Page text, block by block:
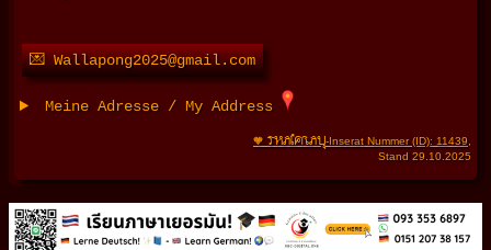
💌 Wallapong2025@gmail.com
Meine Adresse / My Address
🧡 THAIFRAU-Inserat Nummer (ID): 11439
Stand 29.10.2025